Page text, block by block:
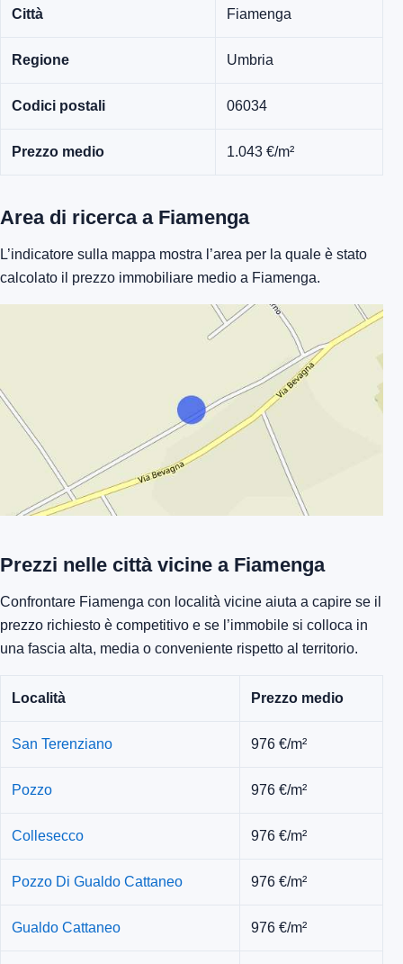
Città Fiamenga
Regione Umbria
Codici postali 06034
Prezzo medio 1.043 €/m²
Area di ricerca a Fiamenga
L’indicatore sulla mappa mostra l’area per la quale è stato
calcolato il prezzo immobiliare medio a Fiamenga.
Prezzi nelle città vicine a Fiamenga
Confrontare Fiamenga con località vicine aiuta a capire se il
prezzo richiesto è competitivo e se l’immobile si colloca in
una fascia alta, media o conveniente rispetto al territorio.
Località Prezzo medio
San Terenziano 976 €/m²
Pozzo 976 €/m²
Collesecco 976 €/m²
Pozzo Di Gualdo Cattaneo 976 €/m²
Gualdo Cattaneo 976 €/m²